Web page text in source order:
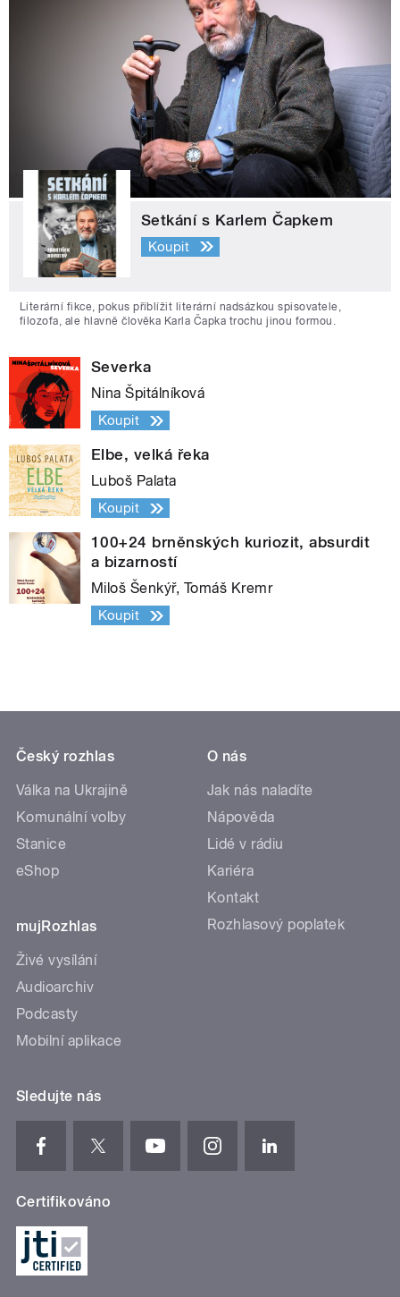
Setkání s Karlem Čapkem
Koupit
Literární fikce, pokus přiblížit literární nadsázkou spisovatele,
filozofa, ale hlavně člověka Karla Čapka trochu jinou formou.
Severka
Nina Špitálníková
Koupit
Elbe, velká řeka
Luboš Palata
Koupit
100+24 brněnských kuriozit, absurdit
a bizarností
Miloš Šenkýř, Tomáš Kremr
Koupit
Český rozhlas
Válka na Ukrajině
Komunální volby
Stanice
eShop
mujRozhlas
Živé vysílání
Audioarchiv
Podcasty
Mobilní aplikace
O nás
Jak nás naladíte
Nápověda
Lidé v rádiu
Kariéra
Kontakt
Rozhlasový poplatek
Sledujte nás
Certifikováno